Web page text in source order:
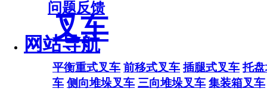
问题反馈
网站导航
叉车
平衡重式叉车 前移式叉车 插腿式叉车 托
车 侧向堆垛叉车 三向堆垛叉车 集装箱叉车